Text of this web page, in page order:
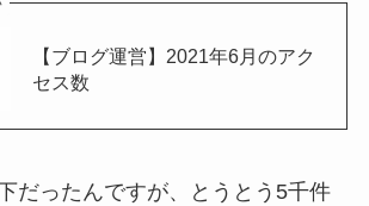
【ブログ運営】2021年6月のアク
セス数
だったんですが、とうとう5千件